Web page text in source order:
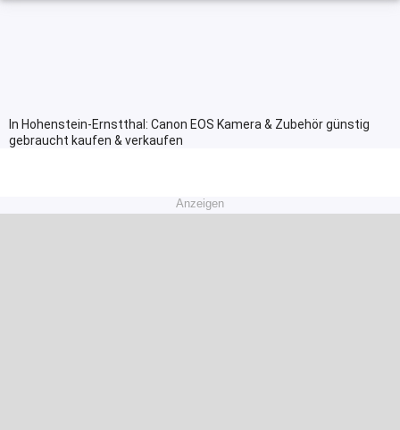
In Hohenstein-Ernstthal: Canon EOS Kamera & Zubehör günstig
gebraucht kaufen & verkaufen
Anzeigen